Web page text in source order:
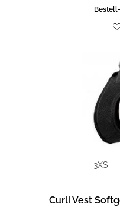
3XS
Curli Vest